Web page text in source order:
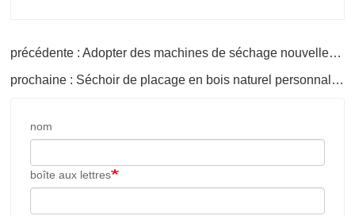
précédente : Adopter des machines de séchage nouvellement technologiques
prochaine : Séchoir de placage en bois naturel personnalisé
nom
boîte aux lettres